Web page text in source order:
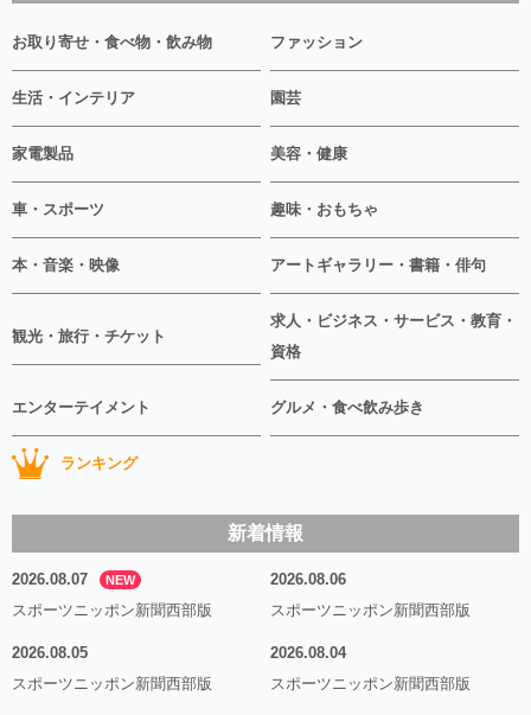
お取り寄せ・食べ物・飲み物 ファッション
生活・インテリア 園芸
家電製品 美容・健康
車・スポーツ 趣味・おもちゃ
本・音楽・映像 アートギャラリー・書籍・俳句
観光・旅行・チケット
求人・ビジネス・サービス・教育・
資格
エンターテイメント グルメ・食べ飲み歩き
ランキング
新着情報
2026.08.07 NEW
スポーツニッポン新聞西部版
2026.08.06
スポーツニッポン新聞西部版
2026.08.05
スポーツニッポン新聞西部版
2026.08.04
スポーツニッポン新聞西部版